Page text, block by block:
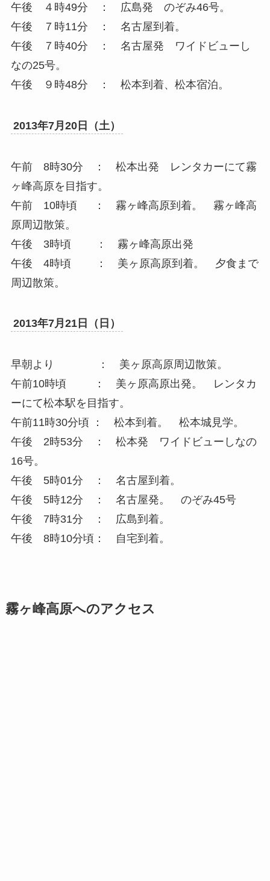
午後 ４時49分 ： 広島発 のぞみ46号。
午後 ７時11分 ： 名古屋到着。
午後 ７時40分 ： 名古屋発 ワイドビューし
なの25号。
午後 ９時48分 ： 松本到着、松本宿泊。
2013年7月20日（土）
午前 8時30分 ： 松本出発 レンタカーにて霧
ヶ峰高原を目指す。
午前 10時頃 ： 霧ヶ峰高原到着。 霧ヶ峰高
原周辺散策。
午後 3時頃 ： 霧ヶ峰高原出発
午後 4時頃 ： 美ヶ原高原到着。 夕食まで
周辺散策。
2013年7月21日（日）
早朝より ： 美ヶ原高原周辺散策。
午前10時頃 ： 美ヶ原高原出発。 レンタカ
ーにて松本駅を目指す。
午前11時30分頃 ： 松本到着。 松本城見学。
午後 2時53分 ： 松本発 ワイドビューしなの
16号。
午後 5時01分 ： 名古屋到着。
午後 5時12分 ： 名古屋発。 のぞみ45号
午後 7時31分 ： 広島到着。
午後 8時10分頃： 自宅到着。
霧ヶ峰高原へのアクセス